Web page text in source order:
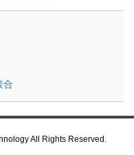
合
All Rights Reserved.